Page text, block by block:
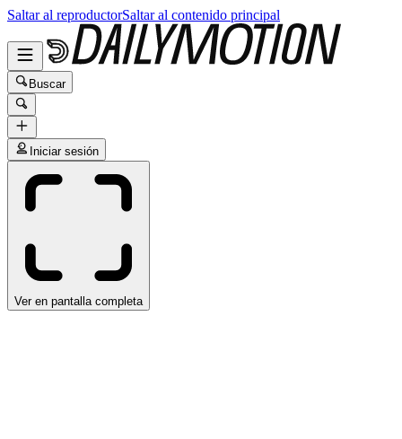
Saltar al reproductorSaltar al contenido principal
Buscar
Iniciar sesión
Ver en pantalla completa